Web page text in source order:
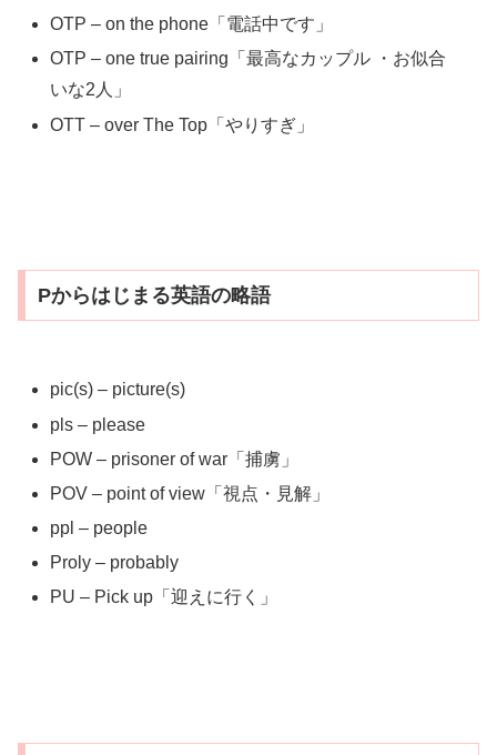
OTP – on the phone「電話中です」
OTP – one true pairing「最高なカップル ・お似合
いな2人」
OTT – over The Top「やりすぎ」
Pからはじまる英語の略語
pic(s) – picture(s)
pls – please
POW – prisoner of war「捕虜」
POV – point of view「視点・見解」
ppl – people
Proly – probably
PU – Pick up「迎えに行く」